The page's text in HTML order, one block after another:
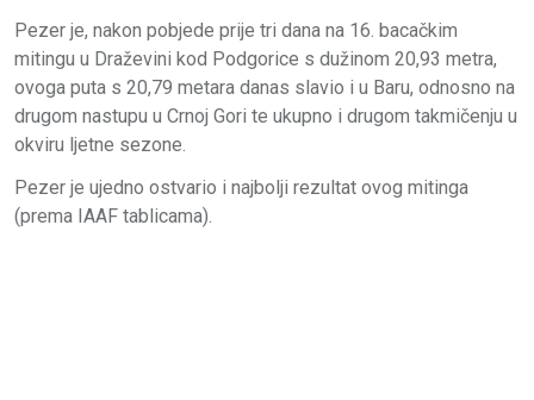
Pezer je, nakon pobjede prije tri dana na 16. bacačkim
mitingu u Draževini kod Podgorice s dužinom 20,93 metra,
ovoga puta s 20,79 metara danas slavio i u Baru, odnosno na
drugom nastupu u Crnoj Gori te ukupno i drugom takmičenju u
okviru ljetne sezone.
Pezer je ujedno ostvario i najbolji rezultat ovog mitinga
(prema IAAF tablicama).